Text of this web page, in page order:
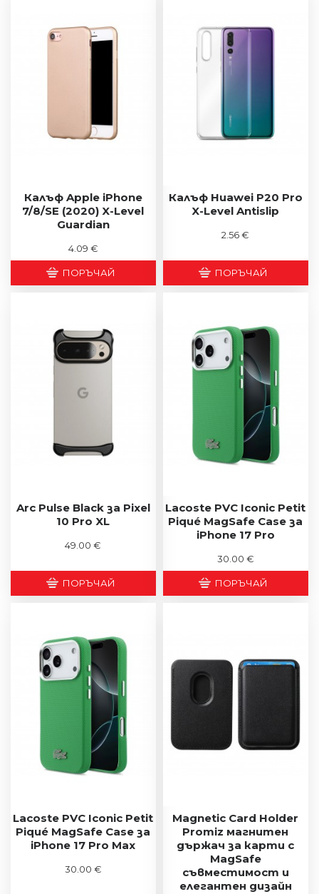
Калъф Apple iPhone
7/8/SE (2020) X-Level
Guardian
4.09 €
ПОРЪЧАЙ
Калъф Huawei P20 Pro
X-Level Antislip
2.56 €
ПОРЪЧАЙ
Arc Pulse Black за Pixel
10 Pro XL
49.00 €
ПОРЪЧАЙ
Lacoste PVC Iconic Petit
Piqué MagSafe Case за
iPhone 17 Pro
30.00 €
ПОРЪЧАЙ
Lacoste PVC Iconic Petit
Piqué MagSafe Case за
iPhone 17 Pro Max
30.00 €
Magnetic Card Holder
Promiz магнитен
държач за карти с
MagSafe
съвместимост и
елегантен дизайн